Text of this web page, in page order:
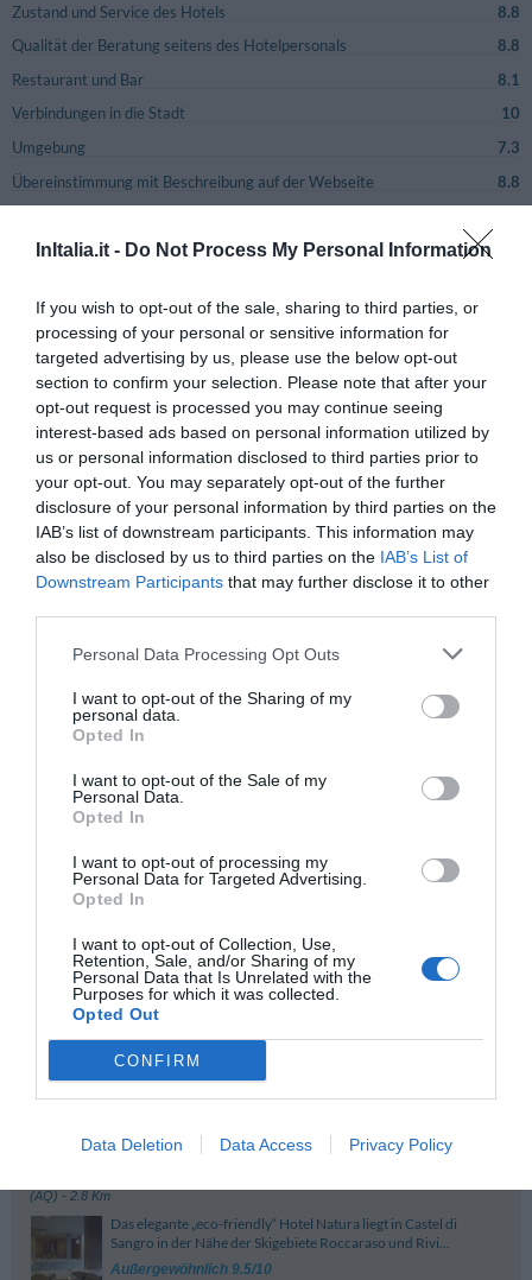
InItalia.it - Do Not Process My Personal Information
If you wish to opt-out of the sale, sharing to third parties, or
processing of your personal or sensitive information for
targeted advertising by us, please use the below opt-out
section to confirm your selection. Please note that after your
opt-out request is processed you may continue seeing
interest-based ads based on personal information utilized by
us or personal information disclosed to third parties prior to
your opt-out. You may separately opt-out of the further
disclosure of your personal information by third parties on the
IAB’s list of downstream participants. This information may
also be disclosed by us to third parties on the IAB’s List of
Downstream Participants that may further disclose it to other
Personal Data Processing Opt Outs
I want to opt-out of the Sharing of my
personal data.
Opted In
I want to opt-out of the Sale of my
Personal Data.
Opted In
I want to opt-out of processing my
Personal Data for Targeted Advertising.
Opted In
I want to opt-out of Collection, Use,
Retention, Sale, and/or Sharing of my
Personal Data that Is Unrelated with the
Purposes for which it was collected.
Opted Out
CONFIRM
Data Deletion Data Access Privacy Policy
Zustand und Service des Hotels
8.8
Qualität der Beratung seitens des Hotelpersonals
8.8
Restaurant und Bar
8.1
Verbindungen in die Stadt
10
Umgebung
7.3
Übereinstimmung mit Beschreibung auf der Webseite
8.8
Allgemeine Zufriedenheit
Vorherige
Bewertungen
Seite 1-1
Nachfolgende
Bewertungen
Giuseppe
Italien
Paar über 35 Jahre
SEHR GUT
8.3/10
Posizione comoda per chi vuole avere vicino il parco e il paese un po'
grande.
Würden Sie in diesem Hotel wieder nächtigen?
WEISS NICHT
Familie mit älteren Kindern
FABELHAFT
8.6/10
Würden Sie in diesem Hotel wieder nächtigen?
details
April 2013
Reisender mit Freunden/Kollegen
6.7/10
details
Vorherige
Bewertungen
Seite 1-1
(AQ) - 2.8 Km
Das elegante „eco-friendly“ Hotel Natura liegt in Castel di
Sangro in der Nähe der Skigebiete Roccaraso und Rivi...
Außergewöhnlich 9.5/10